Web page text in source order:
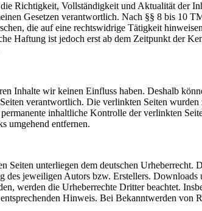
Richtigkeit, Vollständigkeit und Aktualität der
Gesetzen verantwortlich. Nach §§ 8 bis 10
die auf eine rechtswidrige Tätigkeit
Haftung ist jedoch erst ab dem Zeitpunkt der
Inhalte wir keinen Einfluss haben. Deshalb
verantwortlich. Die verlinkten Seiten
inhaltliche Kontrolle der verlinkten
umgehend entfernen.
Seiten unterliegen dem deutschen
des jeweiligen Autors bzw. Erstellers.
werden die Urheberrechte Dritter beachtet.
Hinweis. Bei Bekanntwerden von